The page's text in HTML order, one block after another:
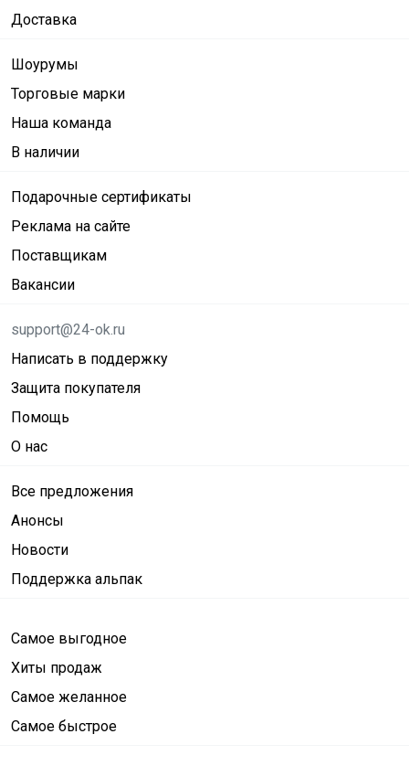
Доставка
Шоурумы
Торговые марки
Наша команда
В наличии
Подарочные сертификаты
Реклама на сайте
Поставщикам
Вакансии
support@24-ok.ru
Написать в поддержку
Защита покупателя
Помощь
О нас
Все предложения
Анонсы
Новости
Поддержка альпак
Самое выгодное
Хиты продаж
Самое желанное
Самое быстрое